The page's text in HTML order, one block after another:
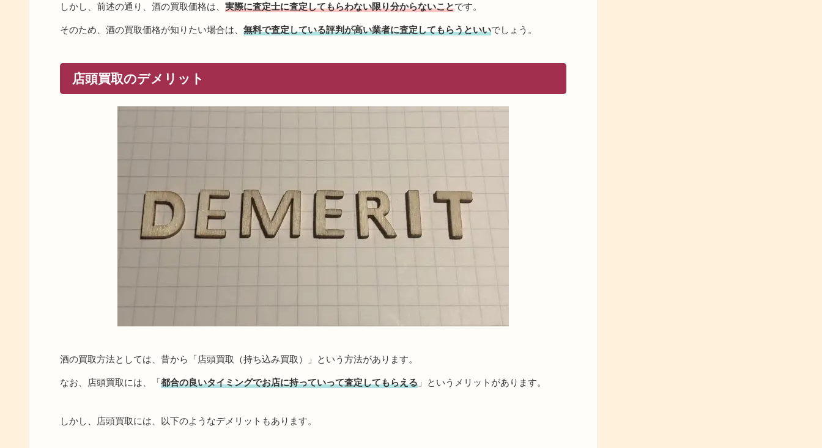
しかし、前述の通り、酒の買取価格は、 実際に査定士に査定してもらわない限り分からないことです。
そのため、酒の買取価格が知りたい場合は、 無料で査定している評判が高い業者に査定してもらうといいでしょう。
店頭買取のデメリット
酒の買取方法としては、昔から「店頭買取（持ち込み買取）」という方法があります。
なお、店頭買取には、「都合の良いタイミングでお店に持っていって査定してもらえる 」というメリットがあります。
しかし、店頭買取には、以下のようなデメリットもあります。